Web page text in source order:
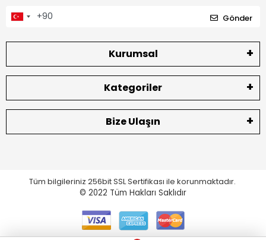
Gönder
Kurumsal
Kategoriler
Bize Ulaşın
Tüm bilgileriniz 256bit SSL Sertifikası ile korunmaktadır.
© 2022 Tüm Hakları Saklıdır